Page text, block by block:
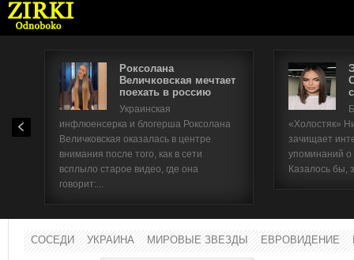
Роксолана
Величковская мечтает
поехать в россию
Украинская
инфлюенсерка и блогерша Роксолана
Величковская оказалась в центре
внимания после того, как в сети
всплыло старое видео, где она
говорит:...
«Холостяк»
зачищает
упоминаний
Казалось бы,
СОСЕДИ УКРАИНА МИРОВЫЕ ЗВЕЗДЫ ЕВРОВИДЕНИЕ
Имя